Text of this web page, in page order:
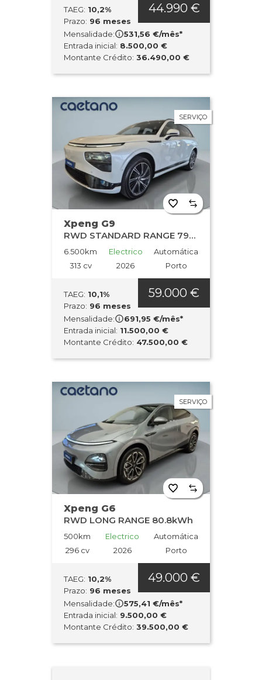
TAEG: 10,2%
Prazo: 96 meses
Mensalidade:
531,56 €/mês*
Entrada inicial: 8.500,00 €
Montante Crédito: 36.490,00 €
44.990 €
SERVIÇO
Xpeng G9
RWD STANDARD RANGE 79kWh Jante 21
6.500km
313 cv
Electrico
2026
Automática
Porto
TAEG: 10,1%
Prazo: 96 meses
Mensalidade:
691,95 €/mês*
Entrada inicial: 11.500,00 €
Montante Crédito: 47.500,00 €
59.000 €
SERVIÇO
Xpeng G6
RWD LONG RANGE 80.8kWh
500km
296 cv
Electrico
2026
Automática
Porto
TAEG: 10,2%
Prazo: 96 meses
Mensalidade:
575,41 €/mês*
Entrada inicial: 9.500,00 €
Montante Crédito: 39.500,00 €
49.000 €